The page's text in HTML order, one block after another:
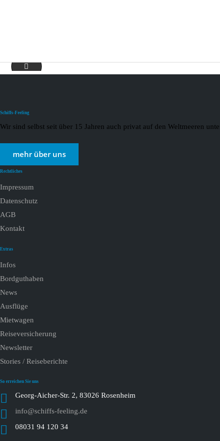
Cunard4-min(1)
Schiffs-Feeling
Wir sind selbst seit über 15 Jahren auch privat auf den Weltmeeren
mehr über uns
Rechtliches
Impressum
Datenschutz
AGB
Kontakt
Extras
Infos
Bordguthaben
News
Ausflüge
Mietwagen
Reiseversicherung
Newsletter
Stories / Reiseberichte
So erreichen Sie uns
Georg-Aicher-Str. 2, 83026 Rosenheim
info@schiffs-feeling.de
08031 94 120 34